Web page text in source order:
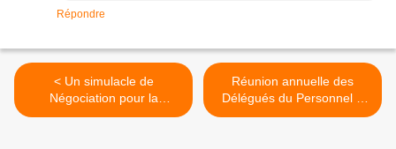
Répondre
< Un simulacle de
Négociation pour la
Participation des 3
Réunion annuelle des
Délégués du Personnel à
Lens le 28 avril 2016. >